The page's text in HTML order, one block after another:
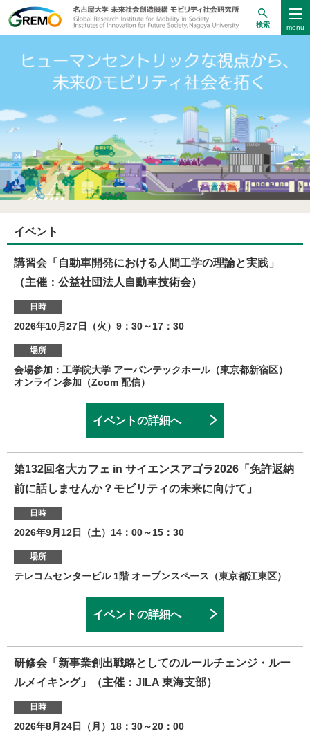
検索
イベント
講習会「自動車開発における人間工学の理論と実践」
（主催：公益社団法人自動車技術会）
日時
2026年10月27日（火）9：30～17：30
場所
会場参加：工学院大学 アーバンテックホール（東京都新宿区）
オンライン参加（Zoom 配信）
イベントの詳細へ
第132回名大カフェ in サイエンスアゴラ2026「免許返納
前に話しませんか？モビリティの未来に向けて」
日時
2026年9月12日（土）14：00～15：30
場所
テレコムセンタービル 1階 オープンスペース（東京都江東区）
イベントの詳細へ
研修会「新事業創出戦略としてのルールチェンジ・ルー
ルメイキング」（主催：JILA 東海支部）
日時
2026年8月24日（月）18：30～20：00